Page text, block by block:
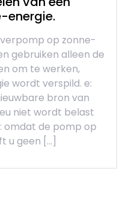
energie.
op zonne-
gebruiken alleen de
om te werken,
wordt verspild. e:
bron van
niet wordt belast
omdat de pomp op
u geen […]